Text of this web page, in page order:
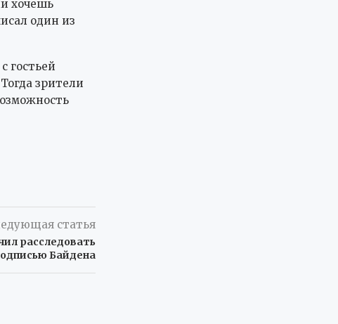
хочешь
один из
гостьей
зрители
статья
расследовать
Байдена